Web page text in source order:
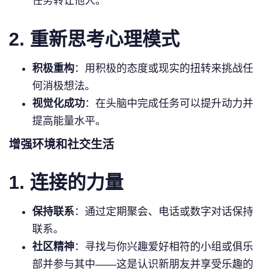
2. 重新思考心理模式
积极重构：用积极的态度或现实的扭转来挑战任
何消极想法。
视觉化成功：在头脑中完成任务可以提升动力并
提高能量水平。
增强环境和社交生活
1. 连接的力量
保持联系：通过定期聚会、电话或数字对话保持
联系。
社区精神：寻找与你兴趣爱好相符的小组或俱乐
部并参与其中——这是认识新朋友并享受乐趣的